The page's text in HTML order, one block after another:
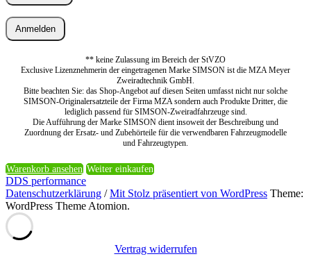
Anmelden
** keine Zulassung im Bereich der StVZO
Exclusive Lizenznehmerin der eingetragenen Marke SIMSON ist die MZA Meyer
Zweiradtechnik GmbH.
Bitte beachten Sie: das Shop-Angebot auf diesen Seiten umfasst nicht nur solche
SIMSON-Originalersatzteile der Firma MZA sondern auch Produkte Dritter, die
lediglich passend für SIMSON-Zweiradfahrzeuge sind.
Die Aufführung der Marke SIMSON dient insoweit der Beschreibung und
Zuordnung der Ersatz- und Zubehörteile für die verwendbaren Fahrzeugmodelle
und Fahrzeugtypen.
Warenkorb ansehen Weiter einkaufen
DDS performance
Datenschutzerklärung /Mit Stolz präsentiert von WordPress Theme:
WordPress Theme Atomion.
Vertrag widerrufen